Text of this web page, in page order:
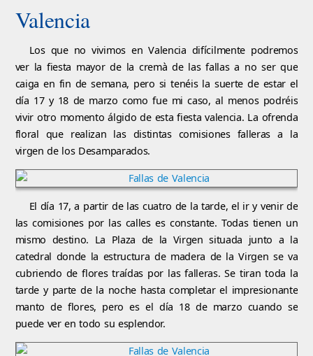
Valencia
Los que no vivimos en Valencia difícilmente podremos
ver la fiesta mayor de la cremà de las fallas a no ser que
caiga en fin de semana, pero si tenéis la suerte de estar el
día 17 y 18 de marzo como fue mi caso, al menos podréis
vivir otro momento álgido de esta fiesta valencia. La ofrenda
floral que realizan las distintas comisiones falleras a la
virgen de los Desamparados.
El día 17, a partir de las cuatro de la tarde, el ir y venir de
las comisiones por las calles es constante. Todas tienen un
mismo destino. La Plaza de la Virgen situada junto a la
catedral donde la estructura de madera de la Virgen se va
cubriendo de flores traídas por las falleras. Se tiran toda la
tarde y parte de la noche hasta completar el impresionante
manto de flores, pero es el día 18 de marzo cuando se
puede ver en todo su esplendor.